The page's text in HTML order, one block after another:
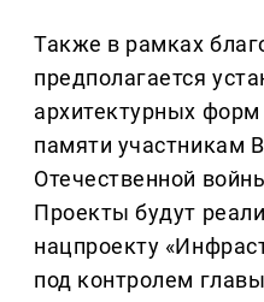
Также в рамках
предполагается
архитектурных
памяти участникам
Отечественной
Проекты будут
нацпроекту
под контролем